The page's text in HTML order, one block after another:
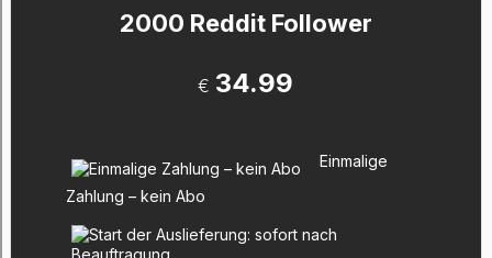
2000 Reddit Follower
€ 34.99
Einmalige
Zahlung – kein Abo